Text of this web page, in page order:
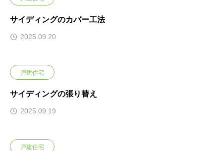
サイディングのカバー工法
2025.09.20
戸建住宅
サイディングの張り替え
2025.09.19
戸建住宅